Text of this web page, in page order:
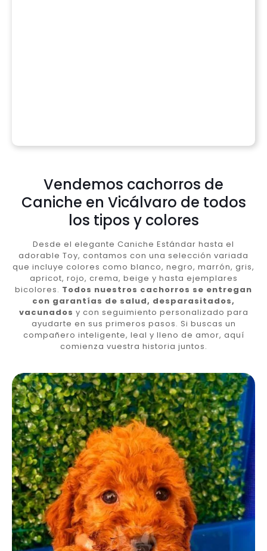
Vendemos cachorros de
Caniche en Vicálvaro de todos
los tipos y colores
Desde el elegante Caniche Estándar hasta el
adorable Toy, contamos con una selección variada
que incluye colores como blanco, negro, marrón, gris,
apricot, rojo, crema, beige y hasta ejemplares
bicolores. Todos nuestros cachorros se entregan
con garantías de salud, desparasitados,
vacunados y con seguimiento personalizado para
ayudarte en sus primeros pasos. Si buscas un
compañero inteligente, leal y lleno de amor, aquí
comienza vuestra historia juntos.